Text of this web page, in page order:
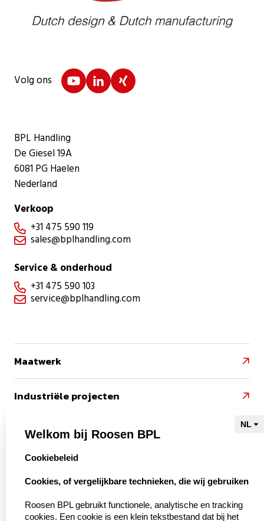
Volg ons
BPL Handling
De Giesel 19A
6081 PG Haelen
Nederland
Verkoop
 +31 475 590 119
 sales@bplhandling.com
Service & onderhoud
 +31 475 590 103
 service@bplhandling.com
Maatwerk 
Industriële projecten 
Referenties 
Naar Kieu Engineering
Welkom bij Roosen BPL
select language
Cookiebeleid
Cookies, of vergelijkbare technieken, die wij gebruiken‍
Roosen BPL gebruikt functionele, analytische en tracking
cookies. Een cookie is een klein tekstbestand dat bij het